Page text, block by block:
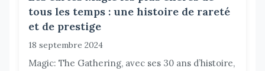
tous les temps : une histoire de rareté
et de prestige
18 septembre 2024
Magic: The Gathering, avec ses 30 ans d’histoire,